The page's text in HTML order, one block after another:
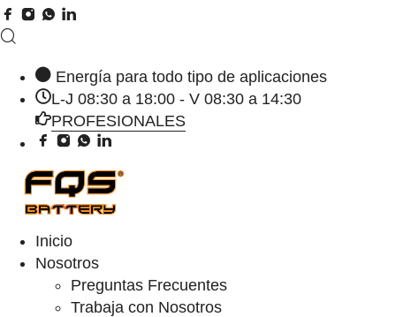
Energía para todo tipo de aplicaciones
L-J 08:30 a 18:00 - V 08:30 a 14:30
PROFESIONALES
Inicio
Nosotros
Preguntas Frecuentes
Trabaja con Nosotros